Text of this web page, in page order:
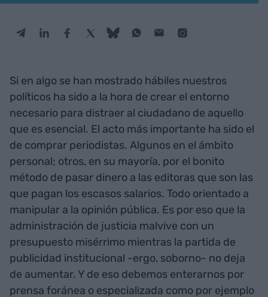
Si en algo se han mostrado hábiles nuestros
políticos ha sido a la hora de crear el entorno
necesario para distraer al ciudadano de aquello
que es esencial. El acto más importante ha sido el
de comprar periodistas. Algunos en el ámbito
personal; otros, en su mayoría, por el bonito
método de pasar dinero a las editoras que son las
que pagan los escasos salarios. Todo orientado a
manipular a la opinión pública. Es por eso que la
administración de justicia malvive con un
presupuesto misérrimo mientras la partida de
publicidad institucional -ergo, soborno- no deja
de aumentar. Y de eso debemos enterarnos por
prensa foránea o especializada como por ejemplo